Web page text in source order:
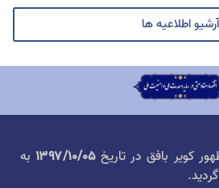
آرشیو اطلاعیه ها
کویر بافق در تاریخ ۱۳۹۷/۱۰/۰۵ به